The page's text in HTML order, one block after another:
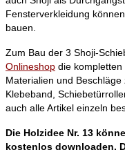
Fensterverkleidung
bauen.
Zum Bau der 3 Shoji-
Onlineshop die
Materialien und
Klebeband,
auch alle Artikel einzeln
Die Holzidee Nr. 13
kostenlos downloaden.